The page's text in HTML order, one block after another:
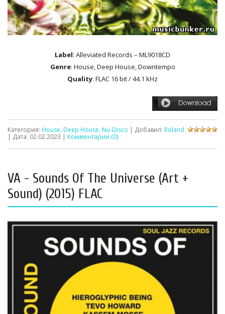
Label: Alleviated Records – ML9018CD
Genre: House, Deep House, Downtempo
Quality: FLAC 16 bit / 44.1 kHz
Категория: House, Deep House, Nu-Disco | Добавил: Roland
| Дата: 02.02.2023 | Комментарии (0)
VA - Sounds Of The Universe (Art +
Sound) (2015) FLAC